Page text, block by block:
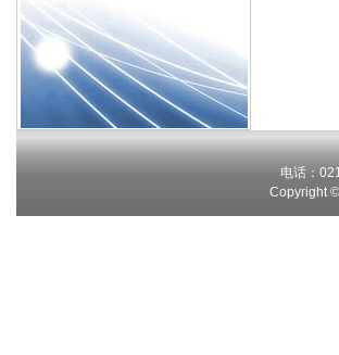
电话：
Copyright